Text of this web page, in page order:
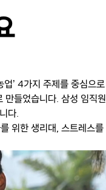
’ 4가지 주제를 중심으로
만들었습니다. 삼성 임직원
다.
위한 생리대, 스트레스를